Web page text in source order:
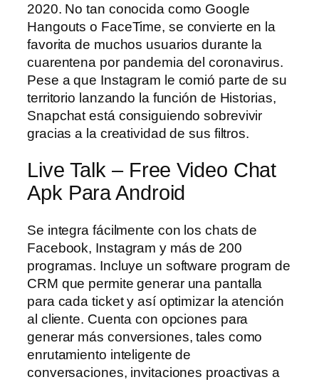
2020. No tan conocida como Google
Hangouts o FaceTime, se convierte en la
favorita de muchos usuarios durante la
cuarentena por pandemia del coronavirus.
Pese a que Instagram le comió parte de su
territorio lanzando la función de Historias,
Snapchat está consiguiendo sobrevivir
gracias a la creatividad de sus filtros.
Live Talk – Free Video Chat
Apk Para Android
Se integra fácilmente con los chats de
Facebook, Instagram y más de 200
programas. Incluye un software program de
CRM que permite generar una pantalla
para cada ticket y así optimizar la atención
al cliente. Cuenta con opciones para
generar más conversiones, tales como
enrutamiento inteligente de
conversaciones, invitaciones proactivas a